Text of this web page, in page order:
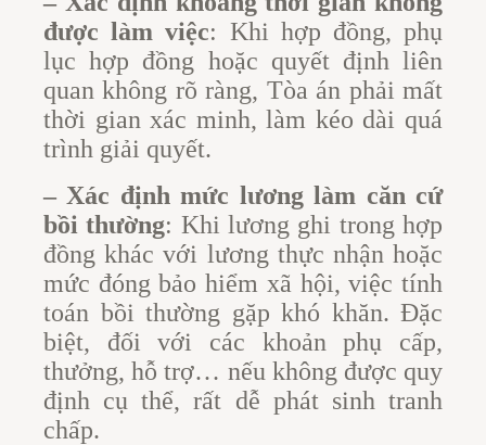
được làm việc: Khi hợp đồng, phụ
lục hợp đồng hoặc quyết định liên
quan không rõ ràng, Tòa án phải mất
thời gian xác minh, làm kéo dài quá
trình giải quyết.
– Xác định mức lương làm căn cứ
bồi thường: Khi lương ghi trong hợp
đồng khác với lương thực nhận hoặc
mức đóng bảo hiểm xã hội, việc tính
toán bồi thường gặp khó khăn. Đặc
biệt, đối với các khoản phụ cấp,
thưởng, hỗ trợ… nếu không được quy
định cụ thể, rất dễ phát sinh tranh
chấp.